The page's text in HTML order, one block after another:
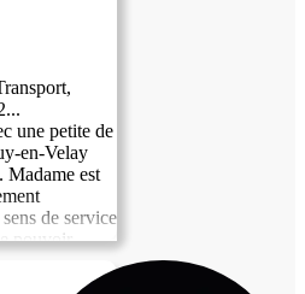
relation de
Je
pas à
Marisol
une petite de
en-Velay
Madame est
de service
pouvoir
rendant